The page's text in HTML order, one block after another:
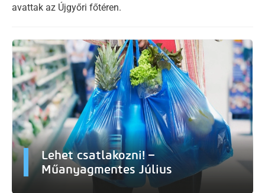
avattak az Újgyőri főtéren.
Lehet csatlakozni! –
Műanyagmentes Július